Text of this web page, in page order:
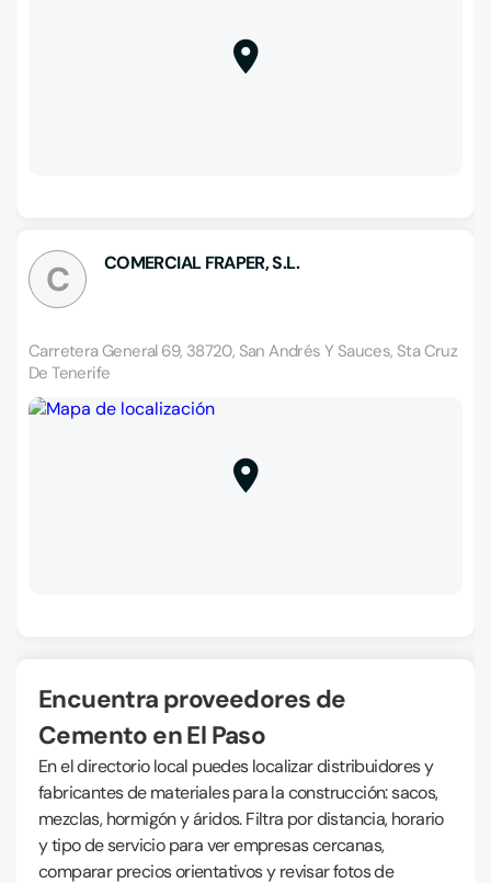
C COMERCIAL FRAPER, S.L.
Carretera General 69, 38720, San Andrés Y Sauces, Sta Cruz
De Tenerife
Encuentra proveedores de
Cemento en El Paso
En el directorio local puedes localizar distribuidores y
fabricantes de materiales para la construcción: sacos,
mezclas, hormigón y áridos. Filtra por distancia, horario
y tipo de servicio para ver empresas cercanas,
comparar precios orientativos y revisar fotos de